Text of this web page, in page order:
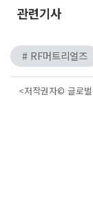
관련기사
# RF머트리얼즈
<저작권자© 글로